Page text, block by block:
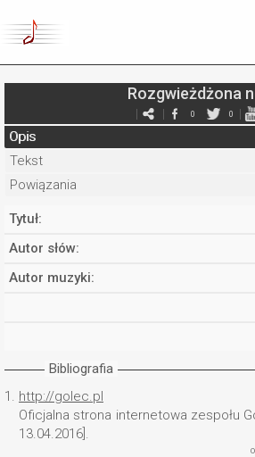
Rozgwieżdżona
0 0
Opis
Tekst
Powiązania
Tytuł:
Autor słów:
Autor muzyki:
Bibliografia
1. http://golec.pl
Oficjalna strona internetowa zespołu
13.04.2016].